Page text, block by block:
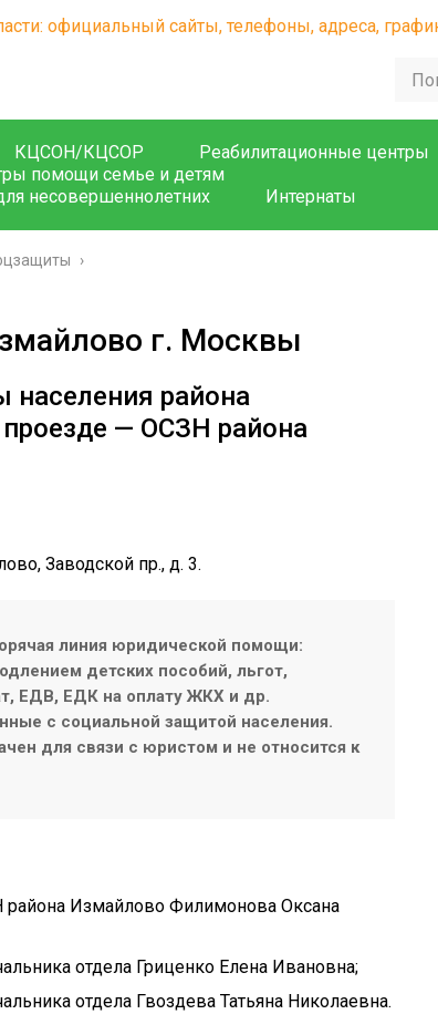
КЦСОН/КЦСОР
Реабилитационные центры
помощи семье и детям
несовершеннолетних
Интернаты
›
г. Москвы
населения района
— ОСЗН района
Заводской пр., д. 3.
линия юридической помощи:
детских пособий, льгот,
ЕДВ, ЕДК на оплату ЖКХ и др.
с социальной защитой населения.
для связи с юристом и не относится к
Измайлово Филимонова Оксана
отдела Гриценко Елена Ивановна;
отдела Гвоздева Татьяна Николаевна.